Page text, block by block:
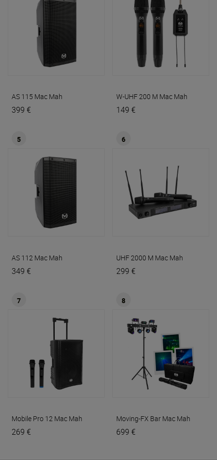
AS 115 Mac Mah
399 €
W-UHF 200 M Mac Mah
149 €
5
AS 112 Mac Mah
349 €
6
UHF 2000 M Mac Mah
299 €
7
Mobile Pro 12 Mac Mah
269 €
8
Moving-FX Bar Mac Mah
699 €